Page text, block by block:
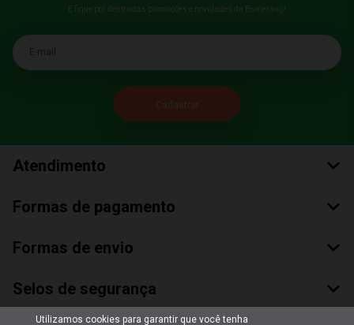
E fique por dentro das promoções e novidades da Bumerang!
E-mail
Atendimento
Formas de pagamento
Formas de envio
Selos de segurança
Utilizamos cookies para garantir que você tenha